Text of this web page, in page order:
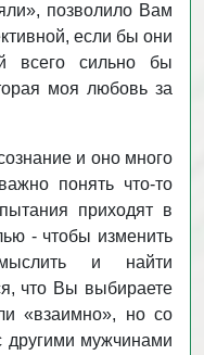
позволило Вам
если бы они
всего сильно бы
моя любовь за
и оно много
понять что-то
приходят в
- чтобы изменить
и найти
что Вы выбираете
«взаимно», но со
другими мужчинами